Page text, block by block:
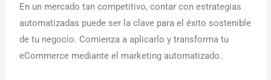
En un mercado tan competitivo, contar con estrategias
automatizadas puede ser la clave para el éxito sostenible
de tu negocio. Comienza a aplicarlo y transforma tu
eCommerce mediante el marketing automatizado.